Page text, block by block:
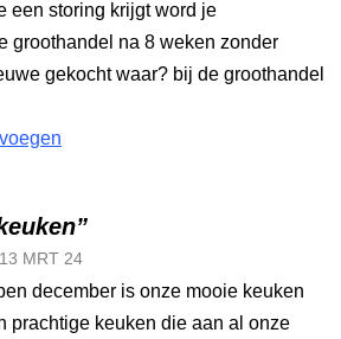
een storing krijgt word je
groothandel na 8 weken zonder
gekocht waar? bij de groothandel
13 MRT 24
december is onze mooie keuken
prachtige keuken die aan al onze